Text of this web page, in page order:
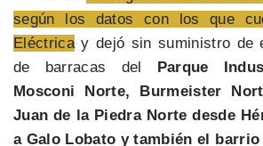
según los datos con los que
Eléctricay dejó sin suministro de
de barracas del Parque
Mosconi Norte, Burmeister
Juan de la Piedra Norte desde
a Galo Lobato y también el